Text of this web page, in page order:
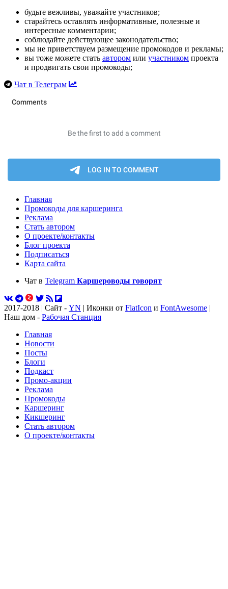
будьте вежливы, уважайте участников;
старайтесь оставлять информативные, полезные и
интересные комментарии;
соблюдайте действующее законодательство;
мы не приветствуем размещение промокодов и рекламы;
вы тоже можете стать автором или участником проекта
и продвигать свои промокоды;
Чат в Телеграм
Главная
Промокоды для каршеринга
Реклама
Стать автором
О проекте/контакты
Блог проекта
Подписаться
Карта сайта
Чат в Telegram Каршероводы говорят
2017-2018 | Сайт - YN | Иконки от FlatIcon и FontAwesome |
Наш дом - Рабочая Станция
Главная
Новости
Посты
Блоги
Подкаст
Промо-акции
Реклама
Промокоды
Каршеринг
Кикшеринг
Стать автором
О проекте/контакты